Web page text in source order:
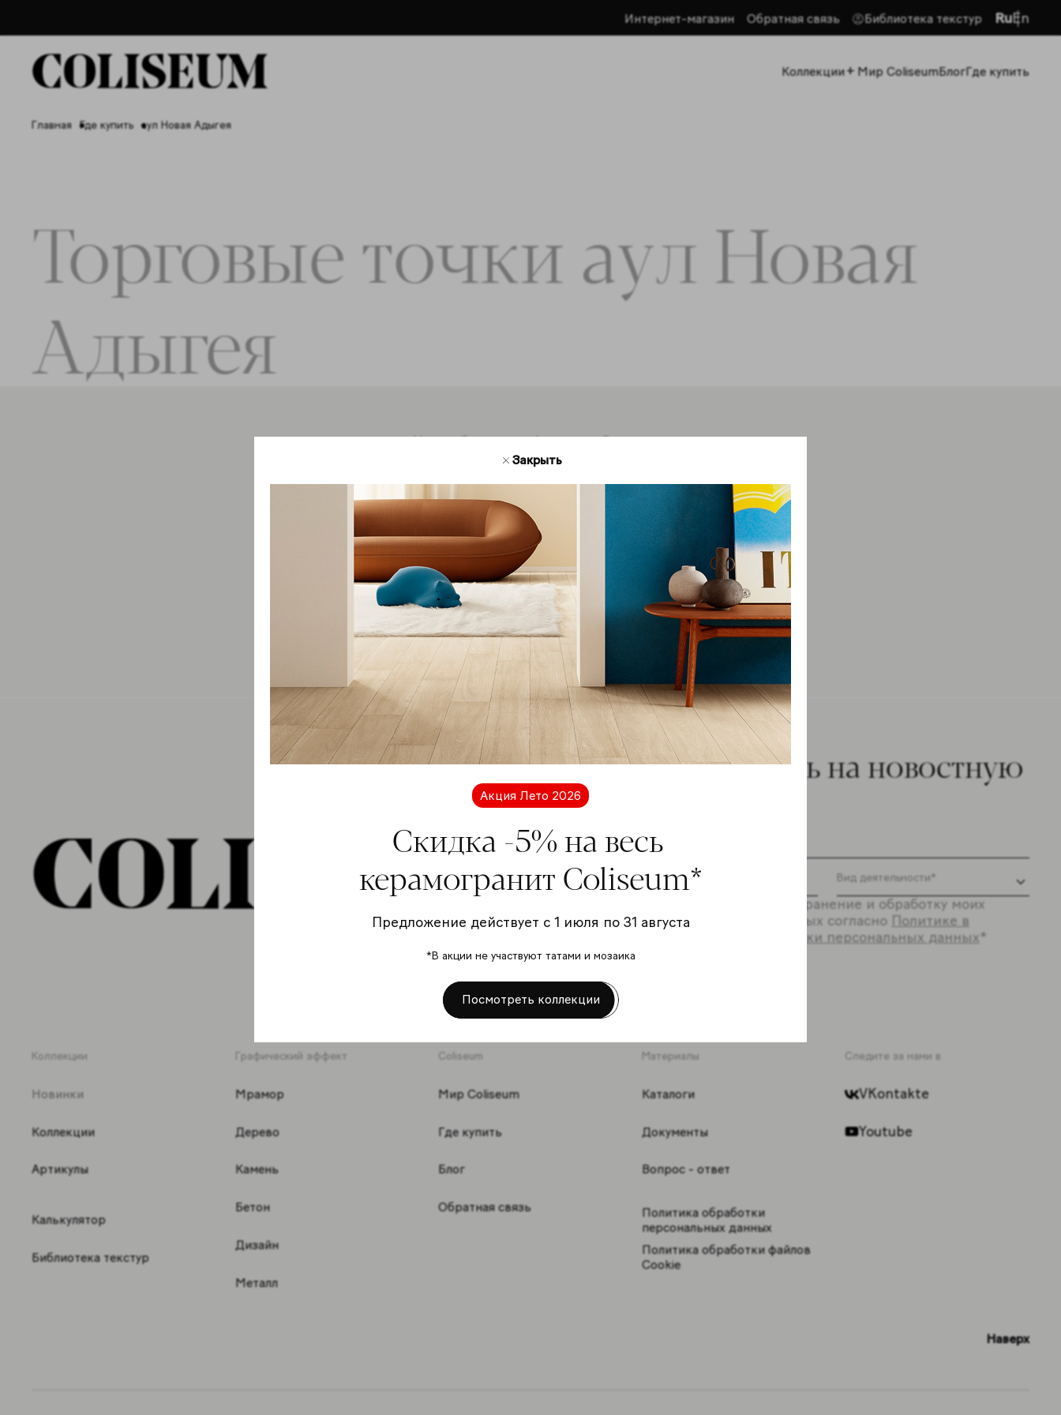
Интернет-магазин Обратная связь Библиотека текстур RuEn
Коллекции+ Мир ColiseumБлогГде купить
Главная Где купить аул Новая Адыгея
Торговые точки аул Новая
Адыгея
Нужно больше информации?
Мы на связи
Свяжитесь с нами для получения дополнительной информации о
продукции Coliseum. Мы будем рады ответить на ваши вопросы.
Обратная связь
Закрыть
Акция Лето 2026
Скидка -5% на весь
керамогранит Coliseum*
Предложение действует с 1 июля по 31 августа
*В акции не участвуют татами и мозаика
Посмотреть коллекции
Подпишитесь на новостную
Я даю согласие на хранение и обработку моих
персональных данных согласно Политике в
отношении обработки персональных данных*
Коллекции
Новинки
Коллекции
Артикулы
Калькулятор
Библиотека текстур
Графический эффект
Мрамор
Дерево
Камень
Бетон
Дизайн
Металл
Coliseum
Мир Coliseum
Где купить
Блог
Обратная связь
Материалы
Каталоги
Документы
Вопрос - ответ
Политика обработки
персональных данных
Политика обработки файлов
Cookie
Следите за нами в
VKontakte
Youtube
Наверх